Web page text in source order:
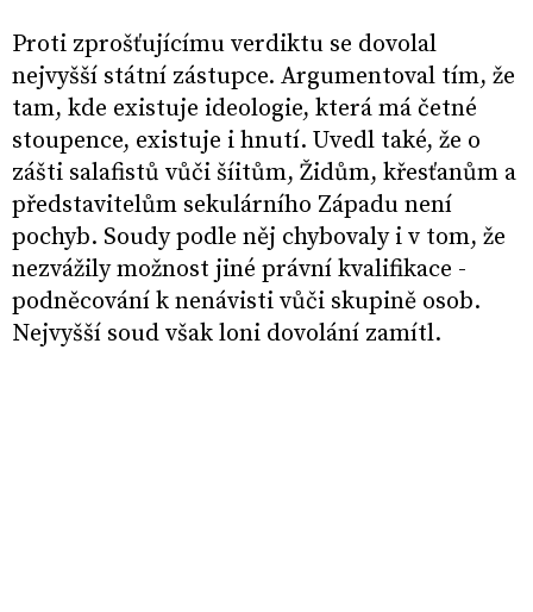
Proti zprošťujícímu verdiktu se dovolal
nejvyšší státní zástupce. Argumentoval tím, že
tam, kde existuje ideologie, která má četné
stoupence, existuje i hnutí. Uvedl také, že o
zášti salafistů vůči šíitům, Židům, křesťanům a
představitelům sekulárního Západu není
pochyb. Soudy podle něj chybovaly i v tom, že
nezvážily možnost jiné právní kvalifikace -
podněcování k nenávisti vůči skupině osob.
Nejvyšší soud však loni dovolání zamítl.